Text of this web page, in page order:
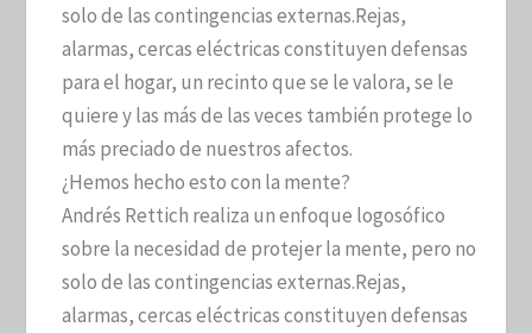
solo de las contingencias externas.Rejas,
alarmas, cercas eléctricas constituyen defensas
para el hogar, un recinto que se le valora, se le
quiere y las más de las veces también protege lo
más preciado de nuestros afectos.
¿Hemos hecho esto con la mente?
Andrés Rettich realiza un enfoque logosófico
sobre la necesidad de protejer la mente, pero no
solo de las contingencias externas.Rejas,
alarmas, cercas eléctricas constituyen defensas